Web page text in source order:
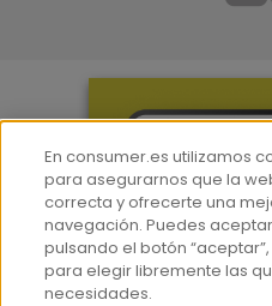
Más
En consumer.es utilizamos
para asegurarnos que la
correcta y ofrecerte una
navegación. Puedes
pulsando el botón
para elegir libremente las
necesidades.